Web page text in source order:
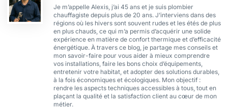
Je m’appelle Alexis, j’ai 45 ans et je suis plombier
chauffagiste depuis plus de 20 ans. J’interviens dans des
régions où les hivers sont souvent rudes et les étés de plus
en plus chauds, ce qui m’a permis d’acquérir une solide
expérience en matière de confort thermique et d’efficacité
énergétique. À travers ce blog, je partage mes conseils et
mon savoir-faire pour vous aider à mieux comprendre
vos installations, faire les bons choix d’équipements,
entretenir votre habitat, et adopter des solutions durables,
à la fois économiques et écologiques. Mon objectif :
rendre les aspects techniques accessibles à tous, tout en
plaçant la qualité et la satisfaction client au cœur de mon
métier.